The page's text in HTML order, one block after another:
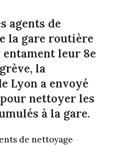
agents de
la gare routière
entament leur 8e
la
Lyon a envoyé
nettoyer les
à la gare.
de nettoyage